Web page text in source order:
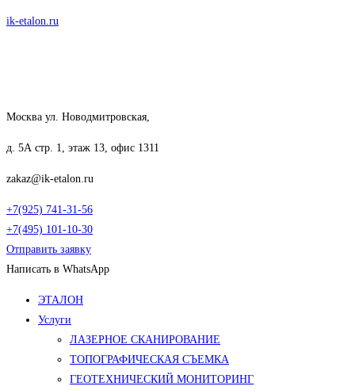
Перейти
ik-etalon.ru
Москва ул. Новодмитровская,
д. 5А стр. 1, этаж 13, офис 1311
zakaz@ik-etalon.ru
+7(925) 741-31-56
+7(495) 101-10-30
Отправить заявку
Написать в WhatsApp
Меню
ЭТАЛОН
Услуги
ЛАЗЕРНОЕ СКАНИРОВАНИЕ
ТОПОГРАФИЧЕСКАЯ СЪЕМКА
ГЕОТЕХНИЧЕСКИЙ МОНИТОРИНГ